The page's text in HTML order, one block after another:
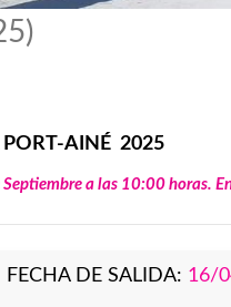
PORT-AINÉ 2025
a las 10:00 horas.
DE SALIDA: 16/